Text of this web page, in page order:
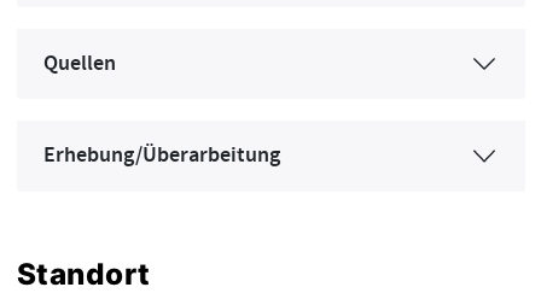
Quellen
Erhebung/Überarbeitung
Standort